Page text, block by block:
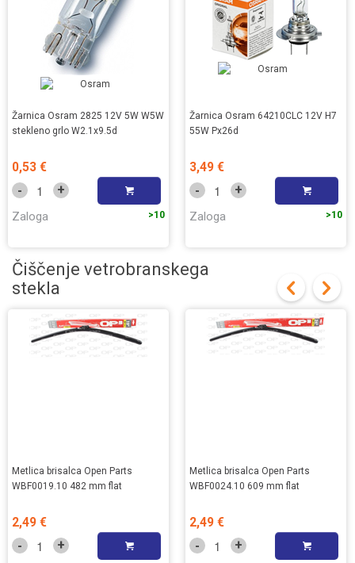
Žarnica Osram 2825 12V 5W W5W
stekleno grlo W2.1x9.5d
0,53 €
- +
Zaloga >10
Žarnica Osram 64210CLC 12V H7
55W Px26d
3,49 €
- +
Zaloga >10
Čiščenje vetrobranskega
stekla
Metlica brisalca Open Parts
WBF0019.10 482 mm flat
2,49 €
- +
Metlica brisalca Open Parts
WBF0024.10 609 mm flat
2,49 €
- +